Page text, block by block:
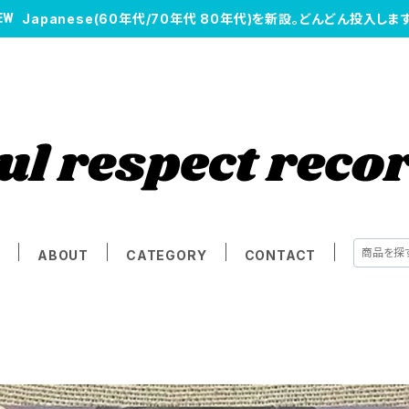
Japanese(60年代/70年代 80年代)を新設。どんどん投入します
ABOUT CATEGORY CONTACT